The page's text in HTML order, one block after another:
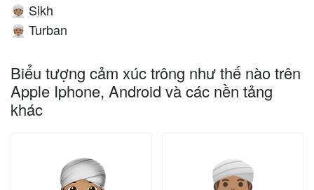
👳🏽 Sikh
👳🏽 Turban
Biểu tượng cảm xúc trông như thế nào trên
Apple Iphone, Android và các nền tảng
khác